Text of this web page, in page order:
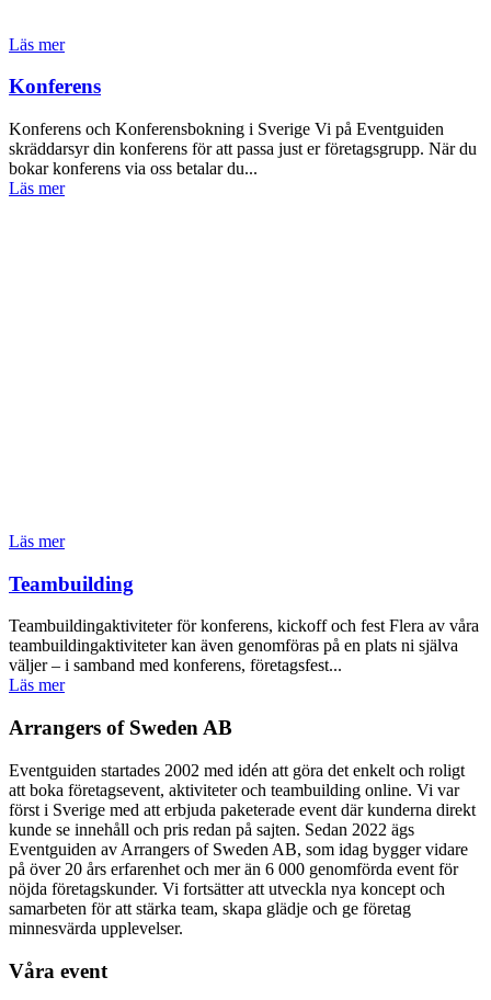
Läs mer
Konferens
Konferens och Konferensbokning i Sverige Vi på Eventguiden
skräddarsyr din konferens för att passa just er företagsgrupp. När du
bokar konferens via oss betalar du...
Läs mer
Läs mer
Teambuilding
Teambuildingaktiviteter för konferens, kickoff och fest Flera av våra
teambuildingaktiviteter kan även genomföras på en plats ni själva
väljer – i samband med konferens, företagsfest...
Läs mer
Arrangers of Sweden AB
Eventguiden startades 2002 med idén att göra det enkelt och roligt
att boka företagsevent, aktiviteter och teambuilding online. Vi var
först i Sverige med att erbjuda paketerade event där kunderna direkt
kunde se innehåll och pris redan på sajten. Sedan 2022 ägs
Eventguiden av Arrangers of Sweden AB, som idag bygger vidare
på över 20 års erfarenhet och mer än 6 000 genomförda event för
nöjda företagskunder. Vi fortsätter att utveckla nya koncept och
samarbeten för att stärka team, skapa glädje och ge företag
minnesvärda upplevelser.
Våra event